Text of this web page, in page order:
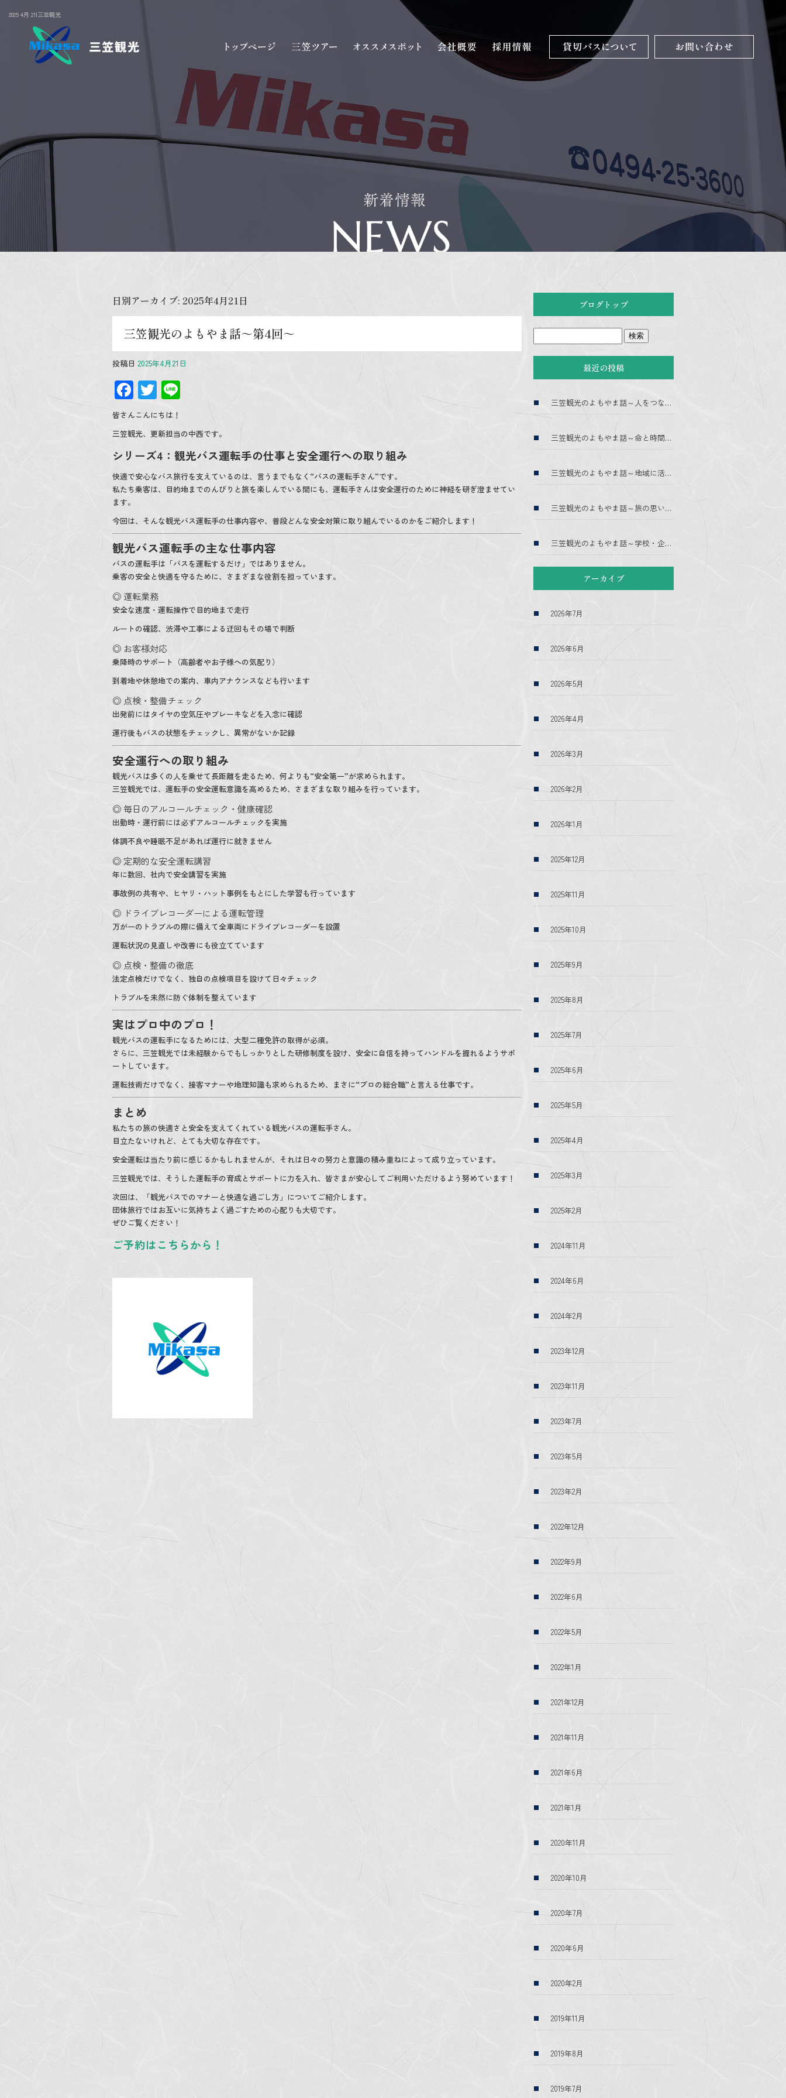
2025 4月 21|三笠観光
日別アーカイブ: 2025年4月21日
三笠観光のよもやま話～第4回～
投稿日 2025年4月21日
F
ac
e
b
o
o
k
T
wi
tt
er
e
皆さんこんにちは！
三笠観光、更新担当の中西です。
シリーズ4：観光バス運転手の仕事と安全運行への取り組み
快適で安心なバス旅行を支えているのは、言うまでもなく“バスの運転手さん”です。
私たち乗客は、目的地までのんびりと旅を楽しんでいる間にも、運転手さんは安全運行のために神経を研ぎ澄ませてい
ます。
今回は、そんな観光バス運転手の仕事内容や、普段どんな安全対策に取り組んでいるのかをご紹介します！
観光バス運転手の主な仕事内容
バスの運転手は「バスを運転するだけ」ではありません。
乗客の安全と快適を守るために、さまざまな役割を担っています。
◎ 運転業務
安全な速度・運転操作で目的地まで走行
ルートの確認、渋滞や工事による迂回もその場で判断
◎ お客様対応
乗降時のサポート（高齢者やお子様への気配り）
到着地や休憩地での案内、車内アナウンスなども行います
◎ 点検・整備チェック
出発前にはタイヤの空気圧やブレーキなどを入念に確認
運行後もバスの状態をチェックし、異常がないか記録
安全運行への取り組み
観光バスは多くの人を乗せて長距離を走るため、何よりも“安全第一”が求められます。
三笠観光では、運転手の安全運転意識を高めるため、さまざまな取り組みを行っています。
◎ 毎日のアルコールチェック・健康確認
出勤時・運行前には必ずアルコールチェックを実施
体調不良や睡眠不足があれば運行に就きません
◎ 定期的な安全運転講習
年に数回、社内で安全講習を実施
事故例の共有や、ヒヤリ・ハット事例をもとにした学習も行っています
◎ ドライブレコーダーによる運転管理
万が一のトラブルの際に備えて全車両にドライブレコーダーを設置
運転状況の見直しや改善にも役立てています
◎ 点検・整備の徹底
法定点検だけでなく、独自の点検項目を設けて日々チェック
トラブルを未然に防ぐ体制を整えています
実はプロ中のプロ！
観光バスの運転手になるためには、大型二種免許の取得が必須。
さらに、三笠観光では未経験からでもしっかりとした研修制度を設け、安全に自信を持ってハンドルを握れるようサポ
ートしています。
運転技術だけでなく、接客マナーや地理知識も求められるため、まさに“プロの総合職”と言える仕事です。
まとめ
私たちの旅の快適さと安全を支えてくれている観光バスの運転手さん。
目立たないけれど、とても大切な存在です。
安全運転は当たり前に感じるかもしれませんが、それは日々の努力と意識の積み重ねによって成り立っています。
三笠観光では、そうした運転手の育成とサポートに力を入れ、皆さまが安心してご利用いただけるよう努めています！
次回は、「観光バスでのマナーと快適な過ごし方」についてご紹介します。
団体旅行ではお互いに気持ちよく過ごすための心配りも大切です。
ぜひご覧ください！
ご予約はこちらから！
ブログトップ
最近の投稿
三笠観光のよもやま話～人をつなぐ～
三笠観光のよもやま話～命と時間を預かる～
三笠観光のよもやま話～地域に活気を～
三笠観光のよもやま話～旅の思い出に～
三笠観光のよもやま話～学校・企業・送迎～
アーカイブ
2026年7月
2026年6月
2026年5月
2026年4月
2026年3月
2026年2月
2026年1月
2025年12月
2025年11月
2025年10月
2025年9月
2025年8月
2025年7月
2025年6月
2025年5月
2025年4月
2025年3月
2025年2月
2024年11月
2024年6月
2024年2月
2023年12月
2023年11月
2023年7月
2023年5月
2023年2月
2022年12月
2022年9月
2022年6月
2022年5月
2022年1月
2021年12月
2021年11月
2021年6月
2021年1月
2020年11月
2020年10月
2020年7月
2020年6月
2020年2月
2019年11月
2019年8月
2019年7月